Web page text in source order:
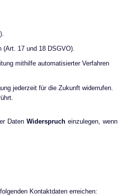
(Art. 17 und 18 DSGVO).
mithilfe automatisierter Verfahren
jederzeit für die Zukunft widerrufen.
Daten Widersprucheinzulegen, wenn
Kontaktdaten erreichen: